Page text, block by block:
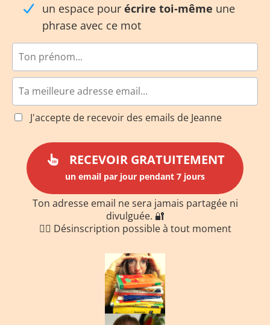
un espace pour écrire toi-même une
phrase avec ce mot
J'accepte de recevoir des emails de Jeanne
RECEVOIR GRATUITEMENT
un email par jour pendant 7 jours
Ton adresse email ne sera jamais partagée ni
divulguée. 🔐
✋🏻 Désinscription possible à tout moment